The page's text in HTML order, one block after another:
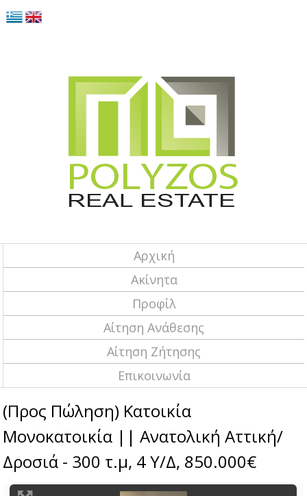
Αρχική
Ακίνητα
Προφίλ
Αίτηση Ανάθεσης
Αίτηση Ζήτησης
Επικοινωνία
(Προς Πώληση) Κατοικία
Μονοκατοικία || Ανατολική Αττική/
Δροσιά - 300 τ.μ, 4 Υ/Δ, 850.000€